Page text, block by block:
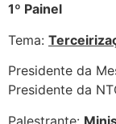
1º Painel
Tema:
Presidente da
Presidente da
Palestrante: